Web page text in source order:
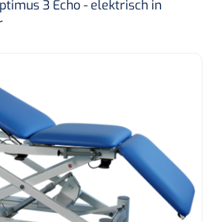
3 Echo - elektrisch in